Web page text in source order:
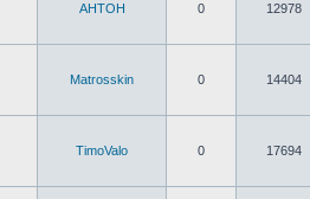
AHTOH 0 12978
Matrosskin 0 14404
TimoValo 0 17694